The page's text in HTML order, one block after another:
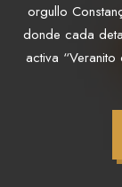
orgullo
donde cada
activa